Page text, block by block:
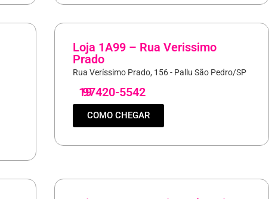
Loja 1A99 – Rua Verissimo
Prado
Rua Veríssimo Prado, 156 - Pallu São Pedro/SP
19
97420-5542
COMO CHEGAR